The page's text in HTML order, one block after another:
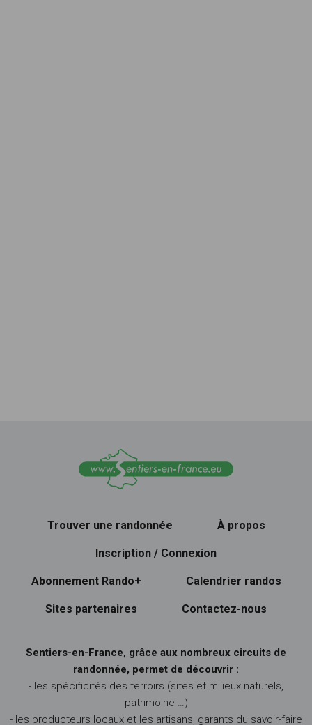
Trouver une randonnée À propos
Inscription / Connexion
Abonnement Rando+ Calendrier randos
Sites partenaires Contactez-nous
Sentiers-en-France, grâce aux nombreux circuits de
randonnée, permet de découvrir :
- les spécificités des terroirs (sites et milieux naturels,
patrimoine …)
- les producteurs locaux et les artisans, garants du savoir-faire